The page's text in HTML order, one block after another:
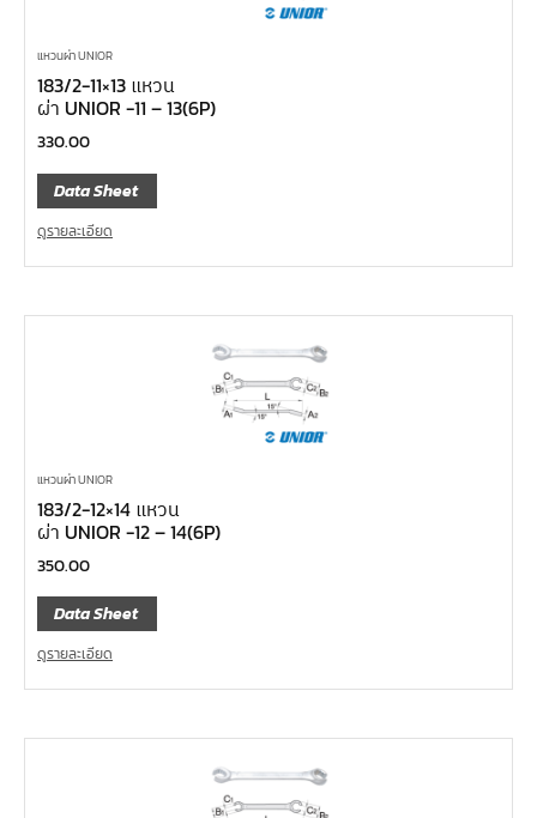
แหวนผ่า UNIOR
183/2-11×13 แหวน
ผ่า UNIOR -11 – 13(6P)
330.00
Data Sheet
ดูรายละเอียด
แหวนผ่า UNIOR
183/2-12×14 แหวน
ผ่า UNIOR -12 – 14(6P)
350.00
Data Sheet
ดูรายละเอียด